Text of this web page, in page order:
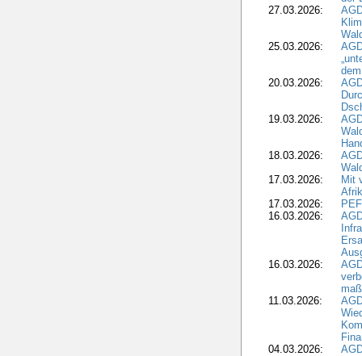
27.03.2026:
25.03.2026:
20.03.2026:
19.03.2026:
18.03.2026:
17.03.2026:
Mit
17.03.2026:
16.03.2026:
16.03.2026:
11.03.2026:
04.03.2026: